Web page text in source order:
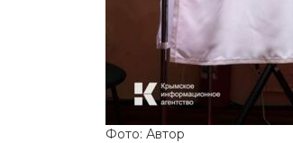
Фото: Автор